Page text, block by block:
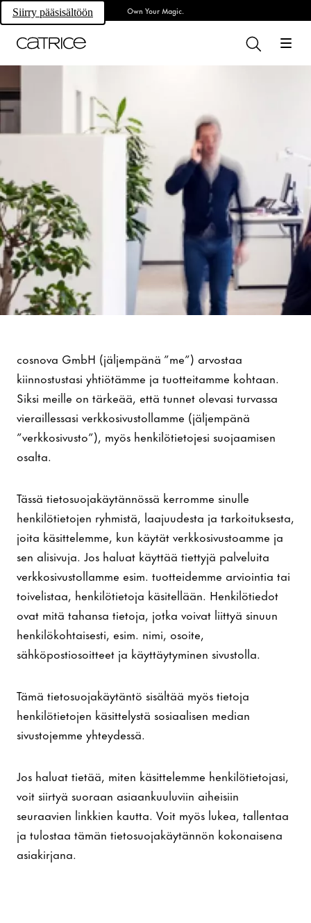
Siirry pääsisältöön Own Your Magic.
cosnova GmbH (jäljempänä ”me”) arvostaa
kiinnostustasi yhtiötämme ja tuotteitamme kohtaan.
Siksi meille on tärkeää, että tunnet olevasi turvassa
vieraillessasi verkkosivustollamme (jäljempänä
”verkkosivusto”), myös henkilötietojesi suojaamisen
osalta.
Tässä tietosuojakäytännössä kerromme sinulle
henkilötietojen ryhmistä, laajuudesta ja tarkoituksesta,
joita käsittelemme, kun käytät verkkosivustoamme ja
sen alisivuja. Jos haluat käyttää tiettyjä palveluita
verkkosivustollamme esim. tuotteidemme arviointia tai
toivelistaa, henkilötietoja käsitellään. Henkilötiedot
ovat mitä tahansa tietoja, jotka voivat liittyä sinuun
henkilökohtaisesti, esim. nimi, osoite,
sähköpostiosoitteet ja käyttäytyminen sivustolla.
Tämä tietosuojakäytäntö sisältää myös tietoja
henkilötietojen käsittelystä sosiaalisen median
sivustojemme yhteydessä.
Jos haluat tietää, miten käsittelemme henkilötietojasi,
voit siirtyä suoraan asiaankuuluviin aiheisiin
seuraavien linkkien kautta. Voit myös lukea, tallentaa
ja tulostaa tämän tietosuojakäytännön kokonaisena
asiakirjana.